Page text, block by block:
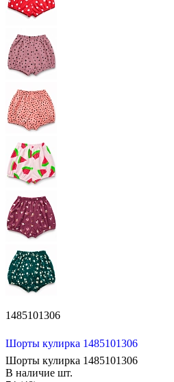
1485101306
Шорты кулирка 1485101306
Шорты кулирка 1485101306
В наличие шт.